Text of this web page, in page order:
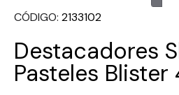
CÓDIGO 2133102
Destacadores
Pasteles Blister